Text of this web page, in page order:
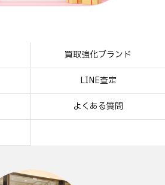
買取強化ブランド
LINE査定
よくある質問